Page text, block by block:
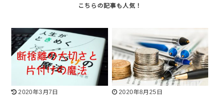
2020年3月7日
2020年8月25日